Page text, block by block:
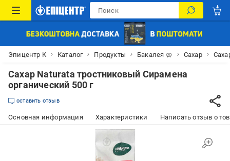
Эпицентр К Каталог Продукты Бакалея 🥨 Сахар
Сахар Naturata тростниковый Сирамена
органический 500 г
оставить отзыв
Основная информация Характеристики Написать отзыв о